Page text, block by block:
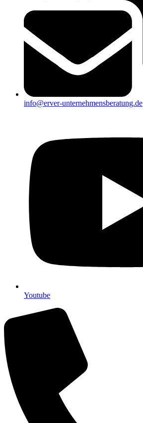
info@erver-unternehmensberatung.de
Youtube